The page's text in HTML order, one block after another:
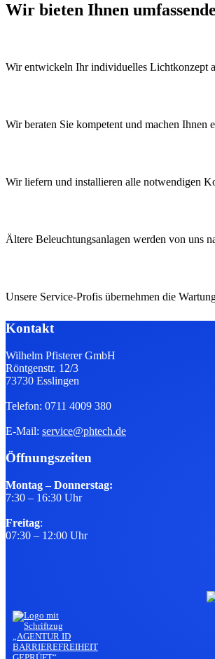
Wir bieten Ihnen
Wir entwickeln Ihr individuelles Lichtkonzept
Wir beraten Sie kompetent und machen Ihnen
Wir liefern und installieren alle notwendigen
Ältere Beleuchtungsanlagen werden von uns
Unsere Service-Profis übernehmen die
Kontakt
Wilhelm Pfisterer GmbH
Röntgenstr. 12/3
73730 Esslingen
Telefon: 0711 4009 380
E-Mail: service@phtech.de
Öffnungszeiten
Montag – Donnerstag:
7:30 – 16:30 Uhr
Freitag:
07:30 – 12:00 Uhr